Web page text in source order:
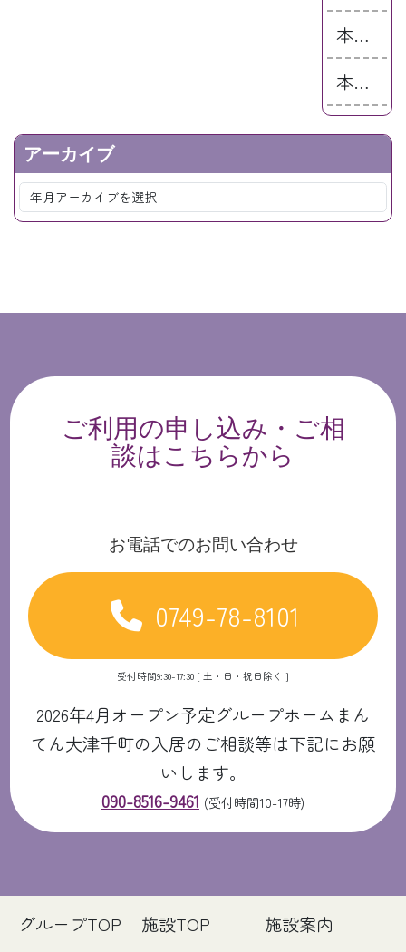
本日のまんてん小谷です😊
本日のまんてん小谷です😊
アーカイブ
ご利用の申し込み・ご相
談はこちらから
お電話でのお問い合わせ
0749-78-8101
受付時間9:30-17:30 [ 土・日・祝日除く ]
2026年4月オープン予定グループホームまん
てん大津千町の入居のご相談等は下記にお願
いします。
090-8516-9461 (受付時間10-17時)
グループTOP 施設TOP
施設案内